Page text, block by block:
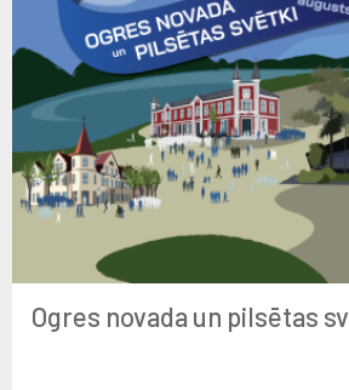
Ogres novada un pilsētas